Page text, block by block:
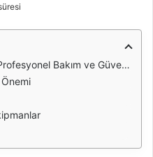
Bakım ve Güvenilir Hizmet
Önemi